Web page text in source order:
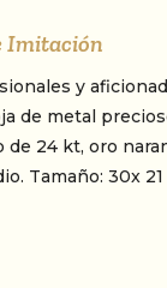
Imitación
y
de metal
24 kt, oro
Tamaño: 30x 21